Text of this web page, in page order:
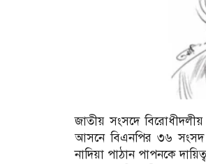
জাতীয় সংসদে
আসনে বিএনপির ৩৬ সংসদ
নাদিয়া পাঠান পাপনকে